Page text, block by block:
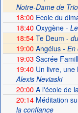
Notre-Dame de
18:00 Ecole du
18:40 Oxygène-
18:54Te Deum -
19:00 Angélus - En
19:03 Sacrée
19:40 Un livre, une
Alexis Neviaski
20:00 A l'école de
20:14Méditation
la confiance